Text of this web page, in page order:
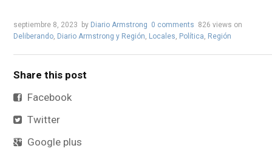
septiembre 8, 2023 by Diario Armstrong 0 comments 826 views on
Deliberando, Diario Armstrong y Región, Locales, Política, Región
Share this post
Facebook
Twitter
Google plus